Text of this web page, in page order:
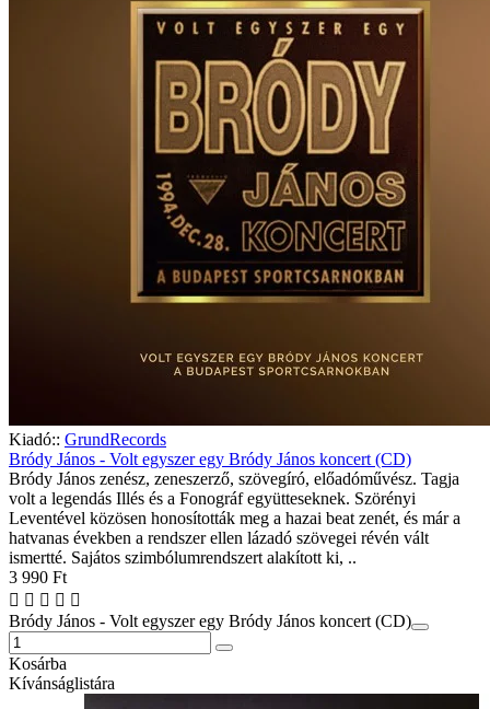
Kiadó:: GrundRecords
Bródy János - Volt egyszer egy Bródy János koncert (CD)
Bródy János zenész, zeneszerző, szövegíró, előadóművész. Tagja
volt a legendás Illés és a Fonográf együtteseknek. Szörényi
Leventével közösen honosították meg a hazai beat zenét, és már a
hatvanas években a rendszer ellen lázadó szövegei révén vált
ismertté. Sajátos szimbólumrendszert alakított ki, ..
3 990 Ft
Bródy János - Volt egyszer egy Bródy János koncert (CD)
Kosárba
Kívánságlistára